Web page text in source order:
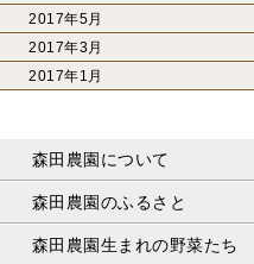
2017年5月
2017年3月
2017年1月
森田農園について
森田農園のふるさと
森田農園生まれの野菜たち